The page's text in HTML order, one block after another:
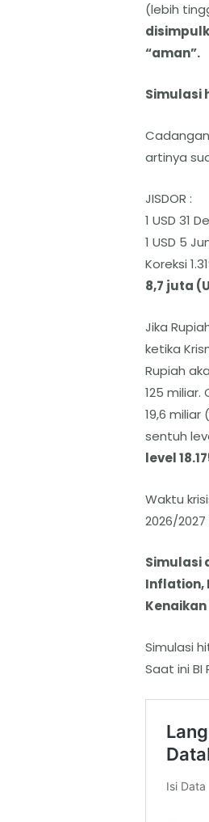
(lebih
“aman”.
Simulasi
Cadangan
artinya
JISDOR :
1 USD 31
1 USD 5
Koreksi
8,7 juta
Jika
ketika
Rupiah
125 miliar.
19,6
sentuh
level
Waktu
2026/
Simulasi
Inflation,
Simulasi
Saat ini BI